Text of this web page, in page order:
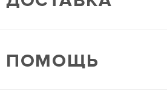
ПОМОЩЬ